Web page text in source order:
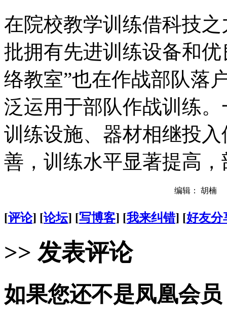
在院校教学训练借科技
批拥有先进训练设备和
络教室”也在作战部队落
泛运用于部队作战训练
训练设施、器材相继投
善，训练水平显著提高
编辑： 胡楠
[评论] [论坛] [写博客] [我来纠错] [好友分
>> 发表评论
如果您还不是凤凰会